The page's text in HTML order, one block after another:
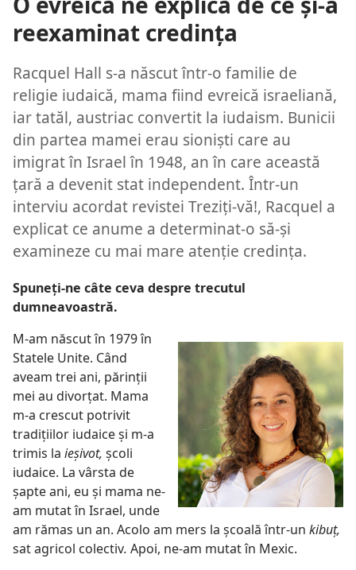
reexaminat credinţa
Racquel Hall s-a născut într-o familie de
religie iudaică, mama fiind evreică israeliană,
iar tatăl, austriac convertit la iudaism. Bunicii
din partea mamei erau sionişti care au
imigrat în Israel în 1948, an în care această
ţară a devenit stat independent. Într-un
interviu acordat revistei Treziţi-vă!, Racquel a
explicat ce anume a determinat-o să-şi
examineze cu mai mare atenţie credinţa.
Spuneţi-ne câte ceva despre trecutul
dumneavoastră.
M-am născut în 1979 în
Statele Unite. Când
aveam trei ani, părinţii
mei au divorţat. Mama
m-a crescut potrivit
tradiţiilor iudaice şi m-a
trimis la ieşivot, şcoli
iudaice. La vârsta de
şapte ani, eu şi mama ne-
am mutat în Israel, unde
am rămas un an. Acolo am mers la şcoală într-un kibuţ,
sat agricol colectiv. Apoi, ne-am mutat în Mexic.